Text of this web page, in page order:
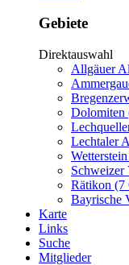
Gebiete
Direktauswahl
Allgäuer
Dolomiten
Lechtaler
Schweizer
Rätikon (7
Bayrische
Karte
Links
Suche
Mitglieder